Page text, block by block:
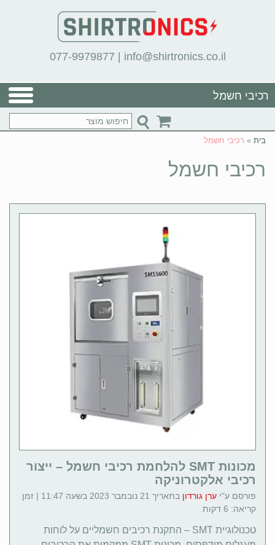
077-9979877 | info@shirtronics.co.il
רכיבי חשמל
בית » רכיבי חשמל
רכיבי חשמל
מכונות SMT להלחמת רכיבי חשמל – ייצור
רכיבי אלקטרוניקה
פורסם ע"י ערן גורדון
בתאריך 21 נובמבר 2023 בשעה 11:47 | זמן
קריאה: 6 דקות
טכנולוגיית SMT – התקנת רכיבים חשמליים על לוחות